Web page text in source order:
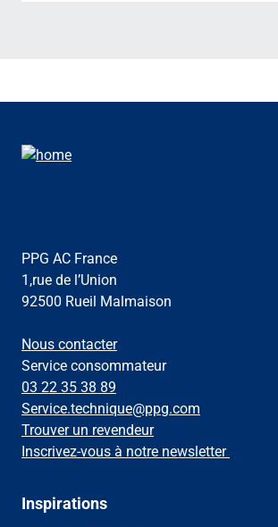
PPG AC France
1,rue de l’Union
92500 Rueil Malmaison
Nous contacter
Service consommateur
03 22 35 38 89
Service.technique@ppg.com
Trouver un revendeur
Inscrivez-vous à notre newsletter
Inspirations